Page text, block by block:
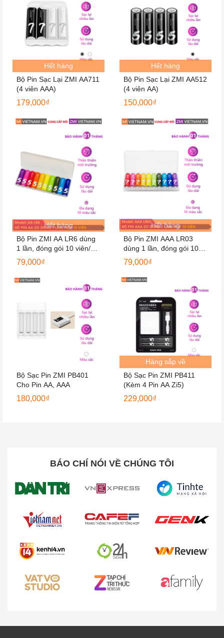
Hết hàng
Bộ Pin Sạc Lại ZMI AA711
(4 viên AAA)
179,000₫
Hết hàng
Bộ Pin Sạc Lại ZMI AA512
(4 viên AA)
150,000₫
Hết hàng
Bộ Pin ZMI AA LR6 dùng
1 lần, đóng gói 10 viên/
hộp
79,000₫
Hết hàng
Bộ Pin ZMI AAA LR03
dùng 1 lần, đóng gói 10
viên/ hộp
79,000₫
Bộ Sạc Pin ZMI PB401
Cho Pin AA, AAA
180,000₫
Hàng sắp về
Bộ Sạc Pin ZMI PB411
(Kèm 4 Pin AA Zi5)
229,000₫
BÁO CHÍ NÓI VỀ CHÚNG TÔI